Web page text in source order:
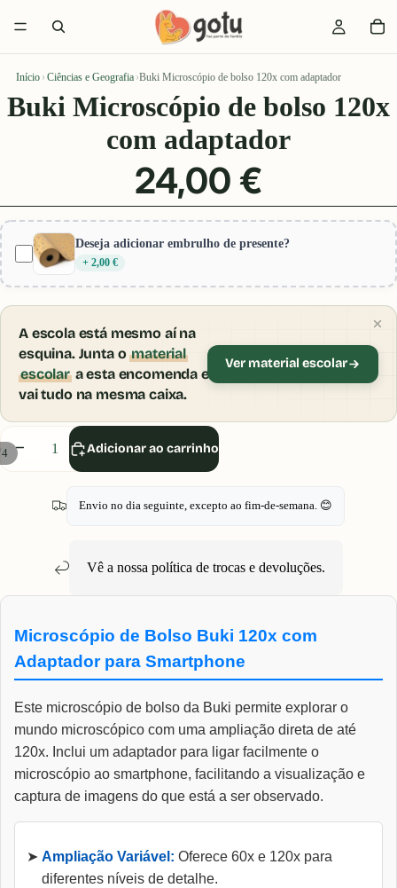
Início › Ciências e Geografia ›Buki Microscópio de bolso 120x com adaptador
4
Buki Microscópio de bolso 120x
com adaptador
24,00 €
Deseja adicionar embrulho de presente?
+ 2,00 €
Diminuir
quantidade
Aumentar
A escola está mesmo aí na
esquina. Junta omaterial
escolara esta encomenda e
vai tudo na mesma caixa.
Ver material escolar
Adicionar ao carrinho
Envio no dia seguinte, excepto ao fim-de-semana. 😊
Vê a nossa política de trocas e devoluções.
Microscópio de Bolso Buki 120x com
Adaptador para Smartphone
Este microscópio de bolso da Buki permite explorar o
mundo microscópico com uma ampliação direta de até
120x. Inclui um adaptador para ligar facilmente o
microscópio ao smartphone, facilitando a visualização e
captura de imagens do que está a ser observado.
Ampliação Variável: Oferece 60x e 120x para
diferentes níveis de detalhe.